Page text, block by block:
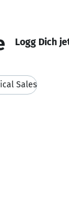
Logg Dich
Sales